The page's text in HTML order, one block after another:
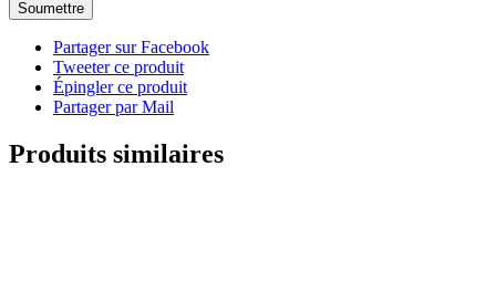
Partager sur Facebook
Tweeter ce produit
Épingler ce produit
Partager par Mail
Produits similaires